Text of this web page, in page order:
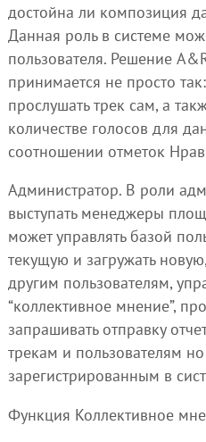
достойна ли композиция
Данная роль в системе
пользователя. Решение
принимается не просто
прослушать трек сам, а
количестве голосов для
соотношении отметок
Администратор. В роли
выступать менеджеры
может управлять базой
текущую и загружать
другим пользователям,
“коллективное мнение”,
запрашивать отправку
трекам и пользователям
зарегистрированным в
Функция Коллективное